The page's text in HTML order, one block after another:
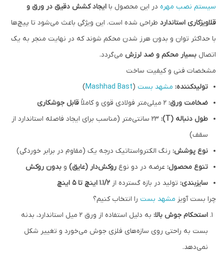
سیستم نصب مهره در این محصول با ایجاد کشش دقیق در ورق و
قلاویزکاری استاندارد طراحی شده است. این ویژگی باعث می‌شود تا پیچ‌ها
با حداکثر توان و بدون هرز شدن محکم شوند که در نهایت منجر به یک
اتصال بسیار محکم و ضد لرزش می‌گردد.
مشخصات فنی و کیفیت ساخت
تولیدکننده: مشهد بست (
Mashhad Bast
)
ضخامت ورق:
قابل جوشکاری
طول دنباله (T):
۲۳ سانتی‌متر (مناسب برای ایجاد فاصله استاندارد از
سقف)
نوع پوشش: رنگ الکترواستاتیک درجه یک (مقاوم در برابر خوردگی)
تنوع محصول: عرضه در دو نوع روکش‌دار (عایق) و بدون روکش
سایزبندی: تولید در بازه گسترده از ۱.۱/۲ اینچ تا ۵ اینچ
چرا بست آویز مشهد بست را انتخاب کنیم؟
استحکام جوش بالا:
به دلیل استفاده از ورق ۲ میل استاندارد، بدنه
بست به راحتی روی سازه‌های فلزی جوش می‌خورد و تغییر شکل
نمی‌دهد.